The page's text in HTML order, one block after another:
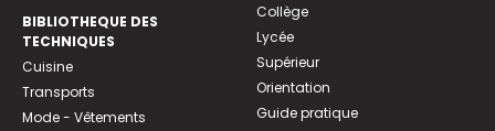
BIBLIOTHEQUE DES
TECHNIQUES
Cuisine
Transports
Mode - Vêtements
Collège
Lycée
Supérieur
Orientation
Guide pratique